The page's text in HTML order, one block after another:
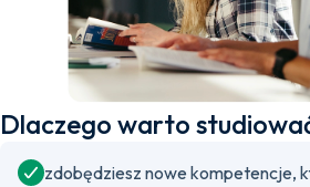
Dlaczego warto
zdobędziesz nowe kompetencje,